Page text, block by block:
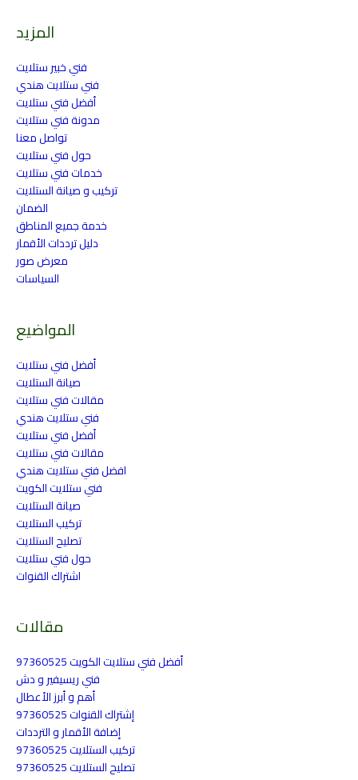
المزيد
فني خبير ستلايت
فني ستلايت هندي
أفضل فني ستلايت
مدونة فني ستلايت
تواصل معنا
حول فني ستلايت
خدمات فني ستلايت
تركيب و صيانة الستلايت
الضمان
خدمة جميع المناطق
دليل ترددات الأقمار
معرض صور
السياسات
المواضيع
أفضل فني ستلايت
صيانة الستلايت
مقالات فني ستلايت
فني ستلايت هندي
أفضل فني ستلايت
مقالات فني ستلايت
افضل فني ستلايت هندي
فني ستلايت الكويت
صيانة الستلايت
تركيب الستلايت
تصليح الستلايت
حول فني ستلايت
اشتراك القنوات
مقالات
أفضل فني ستلايت الكويت 97360525
فني ريسيفير و دش
أهم و أبرز الأعطال
إشتراك القنوات 97360525
إضافة الأقمار و الترددات
تركيب الستلايت 97360525
تصليح الستلايت 97360525